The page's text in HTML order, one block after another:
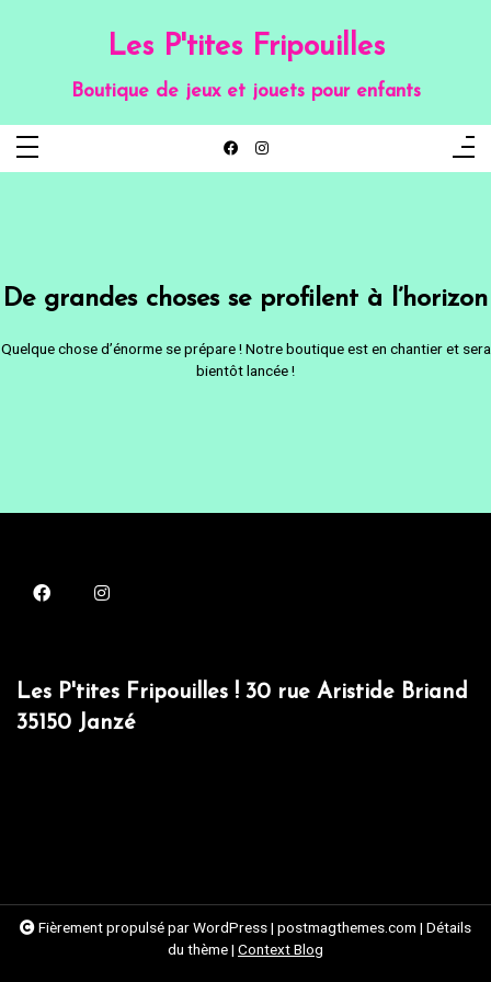
Les P'tites Fripouilles
Boutique de jeux et jouets pour enfants
De grandes choses se profilent à l’horizon
Quelque chose d’énorme se prépare ! Notre boutique est en chantier et sera
bientôt lancée !
Les P'tites Fripouilles ! 30 rue Aristide Briand
35150 Janzé
Fièrement propulsé par WordPress| postmagthemes.com | Détails
du thème| Context Blog